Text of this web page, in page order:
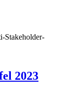
Stakeholder-
2023